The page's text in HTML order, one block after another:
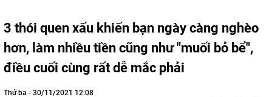
3 thói quen xấu khiến bạn ngày càng nghèo
hơn, làm nhiều tiền cũng như "muối bỏ bể",
điều cuối cùng rất dễ mắc phải
Thứ ba - 30/11/2021 12:08